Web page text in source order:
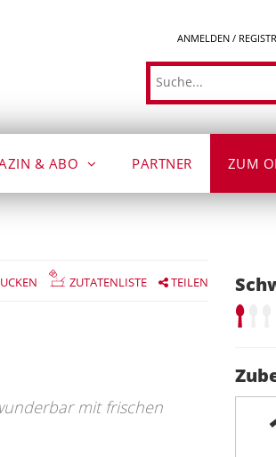
ANMELDEN /
Suche
& ABO PARTNER ZUM
ZUTATENLISTE TEILEN
mit frischen